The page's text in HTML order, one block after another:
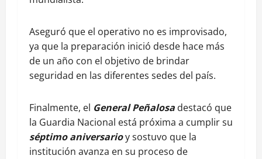
Aseguró que el operativo no es improvisado,
ya que la preparación inició desde hace más
de un año con el objetivo de brindar
seguridad en las diferentes sedes del país.
Finalmente, el General Peñalosa destacó que
la Guardia Nacional está próxima a cumplir su
séptimo aniversarioy sostuvo que la
institución avanza en su proceso de